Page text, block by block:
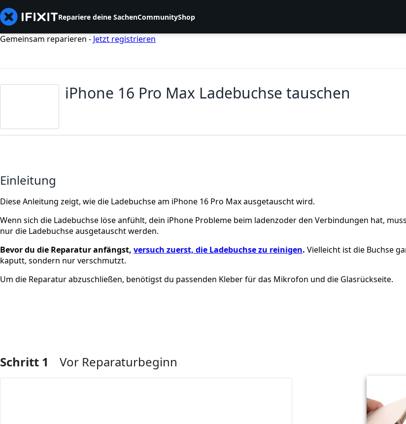
Repariere deine SachenCommunityShop
Gemeinsam reparieren - Jetzt registrieren
iPhone 16 Pro Max Ladebuchse tauschen
Einleitung
Diese Anleitung zeigt, wie die Ladebuchse am iPhone 16 Pro Max ausgetauscht wird.
Wenn sich die Ladebuchse löse anfühlt, dein iPhone Probleme beim ladenzoder den Verbindungen hat,
nur die Ladebuchse ausgetauscht werden.
Bevor du die Reparatur anfängst, versuch zuerst, die Ladebuchse zu reinigen. Vielleicht ist die Buchse
kaputt, sondern nur verschmutzt.
Um die Reparatur abzuschließen, benötigst du passenden Kleber für das Mikrofon und die Glasrückseite.
Schritt 1 Vor Reparaturbeginn